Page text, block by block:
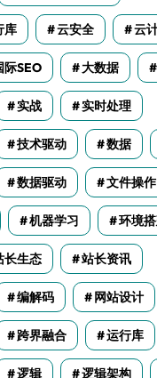
库 云安全 云
际SEO 大数据
实战 实时处理
技术驱动 数据
数据驱动 文件操作
机器学习 环境
长生态 站长资讯
编解码 网站设计
跨界融合 运行库
逻辑 逻辑架构